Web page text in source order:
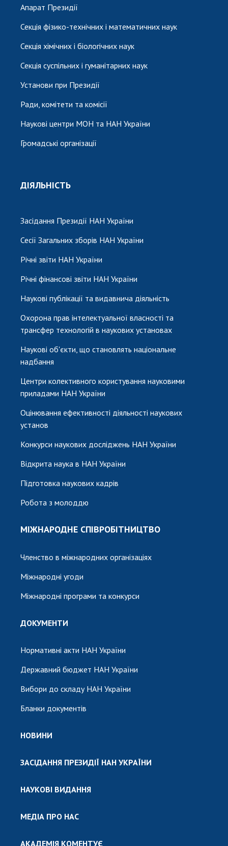
Апарат Президії
Секція фізико-технічних і математичних наук
Секція хімічних і біологічних наук
Секція суспільних і гуманітарних наук
Установи при Президії
Ради, комітети та комісії
Наукові центри МОН та НАН України
Громадські організації
ДІЯЛЬНІСТЬ
Засідання Президії НАН України
Сесії Загальних зборів НАН України
Річні звіти НАН України
Річні фінансові звіти НАН України
Наукові публікації та видавнича діяльність
Охорона прав інтелектуальної власності та
трансфер технологій в наукових установах
Наукові об'єкти, що становлять національне
надбання
Центри колективного користування науковими
приладами НАН України
Оцінювання ефективності діяльності наукових
установ
Конкурси наукових досліджень НАН України
Відкрита наука в НАН України
Підготовка наукових кадрів
Робота з молоддю
МІЖНАРОДНЕ СПІВРОБІТНИЦТВО
Членство в міжнародних організаціях
Міжнародні угоди
Міжнародні програми та конкурси
ДОКУМЕНТИ
Нормативні акти НАН України
Державний бюджет НАН України
Вибори до складу НАН України
Бланки документів
НОВИНИ
ЗАСІДАННЯ ПРЕЗИДІЇ НАН УКРАЇНИ
НАУКОВІ ВИДАННЯ
МЕДІА ПРО НАС
АКАДЕМІЯ КОМЕНТУЄ